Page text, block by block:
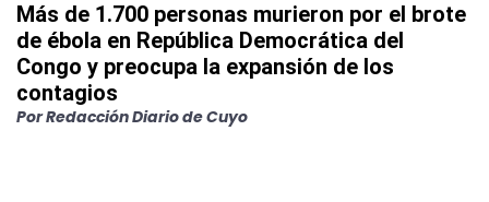
Más de 1.700 personas murieron por el brote
de ébola en República Democrática del
Congo y preocupa la expansión de los
contagios
PorRedacción Diario de Cuyo